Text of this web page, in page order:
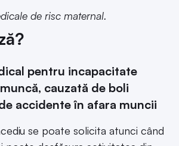
de risc maternal.
pentru incapacitate
cauzată de boli
accidente în afara muncii
se poate solicita atunci când